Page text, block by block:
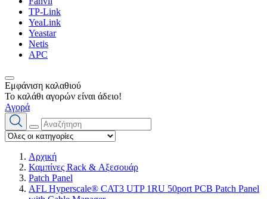
TP-Link
YeaLink
Yeastar
Netis
APC
Εμφάνιση καλαθιού
Το καλάθι αγορών είναι άδειο!
Αγορά
Αρχική
Καμπίνες Rack & Αξεσουάρ
Patch Panel
AFL Hyperscale® CAT3 UTP 1RU 50port PCB Patch Panel